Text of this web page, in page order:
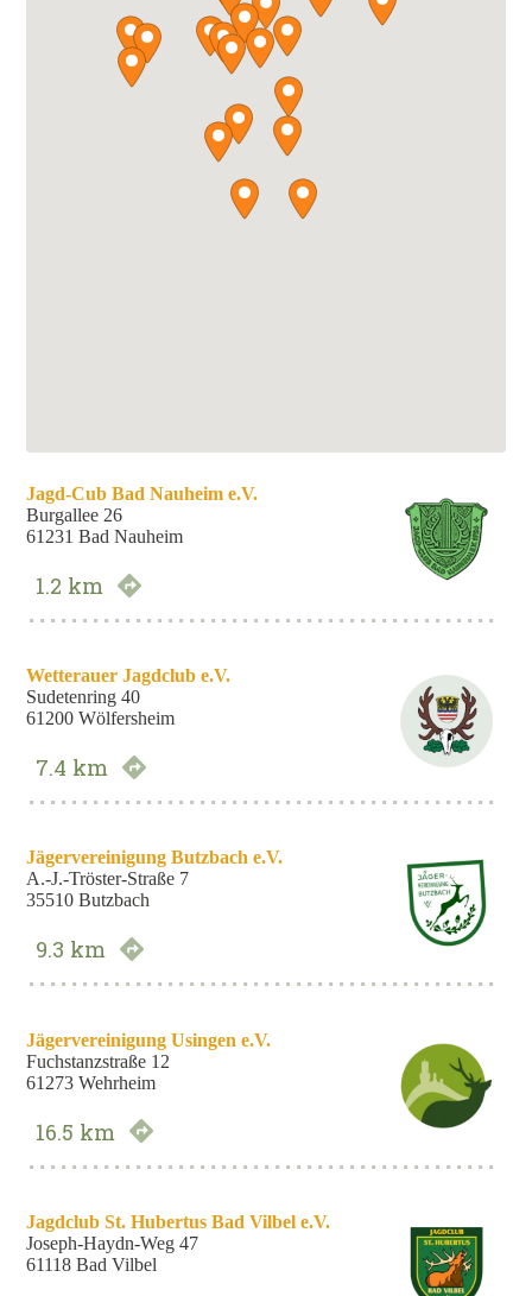
Jagd-Cub Bad Nauheim e.V.
Burgallee 26
61231 Bad Nauheim
1.2 km Route anzeigen
Wetterauer Jagdclub e.V.
Sudetenring 40
61200 Wölfersheim
7.4 km Route anzeigen
Jägervereinigung Butzbach e.V.
A.-J.-Tröster-Straße 7
35510 Butzbach
9.3 km Route anzeigen
Jägervereinigung Usingen e.V.
Fuchstanzstraße 12
61273 Wehrheim
16.5 km Route anzeigen
Jagdclub St. Hubertus Bad Vilbel e.V.
Joseph-Haydn-Weg 47
61118 Bad Vilbel